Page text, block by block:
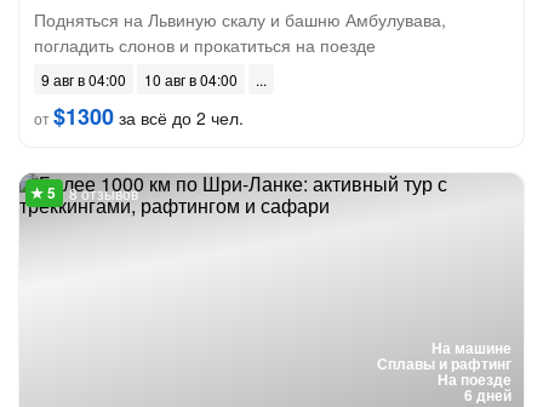
Подняться на Львиную скалу и башню Амбулувава,
погладить слонов и прокатиться на поезде
9 авг в 04:00
10 авг в 04:00
от$1300 за всё до 2 чел.
На машине
Сплавы и рафтинг
На поезде
6 дней
8 отзывов